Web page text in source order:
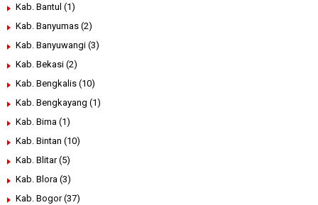
Kab. Bantul (1)
Kab. Banyumas (2)
Kab. Banyuwangi (3)
Kab. Bekasi (2)
Kab. Bengkalis (10)
Kab. Bengkayang (1)
Kab. Bima (1)
Kab. Bintan (10)
Kab. Blitar (5)
Kab. Blora (3)
Kab. Bogor (37)